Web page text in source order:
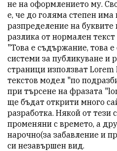
не на оформлението му.
е, че до голяма степен
разпределение на буквите
разлика от нормален
"Това е съдържание, това
системи за публикуване и
страници използват
текстов модел "по
при търсене на фразата
ще бъдат открити много
разработка. Някой от тези
променяни с времето, а
нарочно(за забавление и
си незавършен вид.